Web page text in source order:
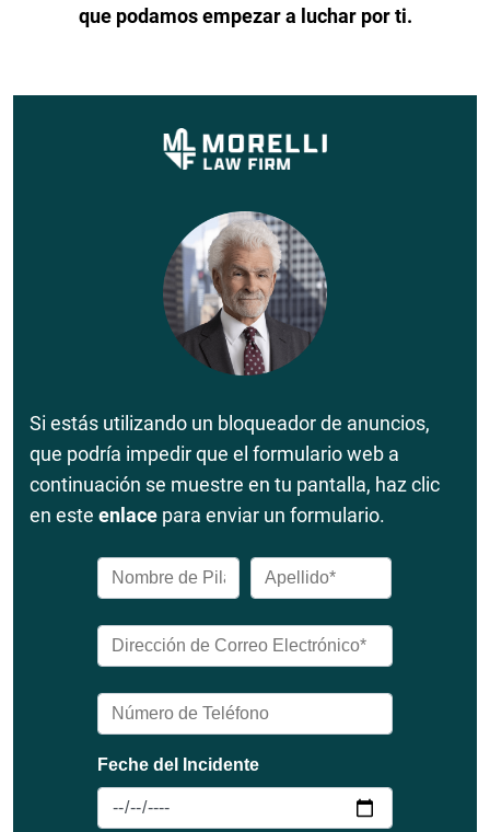
que podamos empezar a luchar por ti.
Si estás utilizando un bloqueador de anuncios,
que podría impedir que el formulario web a
continuación se muestre en tu pantalla, haz clic
en este enlace para enviar un formulario.